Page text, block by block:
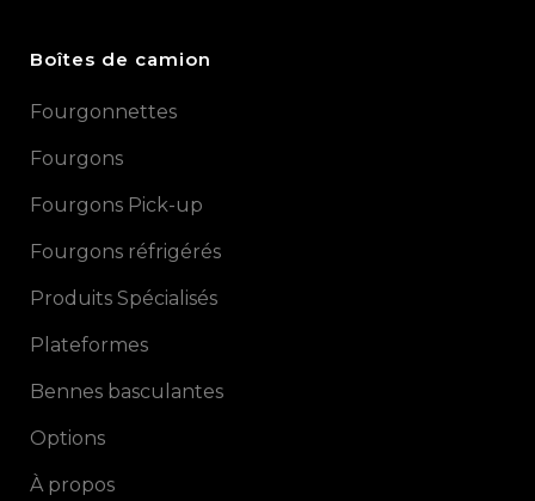
Boîtes de camion
Fourgonnettes
Fourgons
Fourgons Pick-up
Fourgons réfrigérés
Produits Spécialisés
Plateformes
Bennes basculantes
Options
À propos